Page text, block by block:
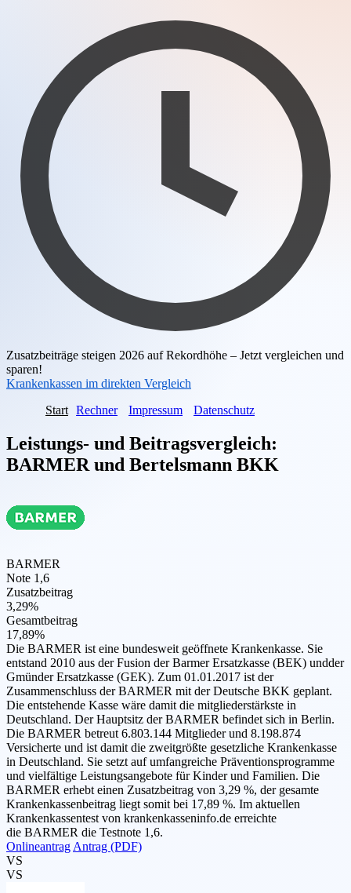
Zusatzbeiträge steigen 2026 auf Rekordhöhe – Jetzt vergleichen und
sparen!
Krankenkassen im direkten Vergleich
Start Rechner Impressum Datenschutz
Leistungs- und Beitragsvergleich:
BARMER und Bertelsmann BKK
BARMER
Note 1,6
Zusatzbeitrag
3,29%
Gesamtbeitrag
17,89%
Die BARMER ist eine bundesweit geöffnete Krankenkasse. Sie
entstand 2010 aus der Fusion der Barmer Ersatzkasse (BEK) undder
Gmünder Ersatzkasse (GEK). Zum 01.01.2017 ist der
Zusammenschluss der BARMER mit der Deutsche BKK geplant.
Die entstehende Kasse wäre damit die mitgliederstärkste in
Deutschland. Der Hauptsitz der BARMER befindet sich in Berlin.
Die BARMER betreut 6.803.144 Mitglieder und 8.198.874
Versicherte und ist damit die zweitgrößte gesetzliche Krankenkasse
in Deutschland. Sie setzt auf umfangreiche Präventionsprogramme
und vielfältige Leistungsangebote für Kinder und Familien. Die
BARMER erhebt einen Zusatzbeitrag von 3,29 %, der gesamte
Krankenkassenbeitrag liegt somit bei 17,89 %. Im aktuellen
Krankenkassentest von krankenkasseninfo.de erreichte
die BARMER die Testnote 1,6.
Onlineantrag Antrag (PDF)
VS
VS